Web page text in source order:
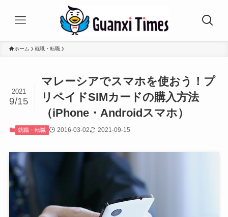
ホーム 就職・転職
マレーシアでスマホを使おう！プ
リペイドSIMカードの購入方法
（iPhone・Androidスマホ）
2021
9/15
就職・転職 2016-03-02 2021-09-15